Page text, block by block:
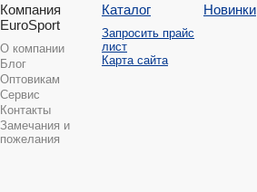
Компания
EuroSport
О компании
Блог
Оптовикам
Сервис
Контакты
Замечания и
пожелания
Каталог
Запросить прайс
лист
Карта сайта
Новинки